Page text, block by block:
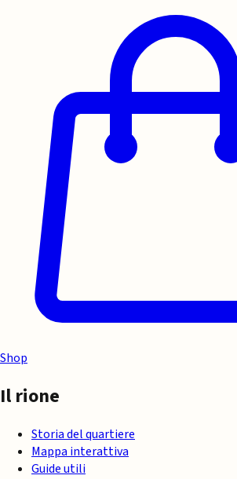
Shop
Il rione
Storia del quartiere
Mappa interattiva
Guide utili